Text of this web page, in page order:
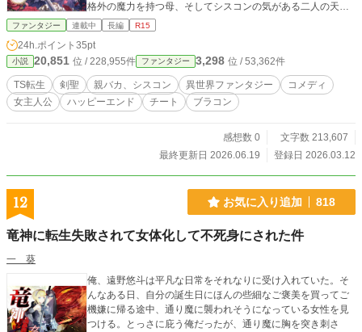
格外の魔力を持つ母、そしてシスコンの気がある二人の天才
の兄。さらに、リリアの魔力に当てられて（？）生まれた、
「ついで」に賊を粉砕したことで、彼女の『平穏』への道は
音を立てて崩れ去る。 リリアが放つのは、剣聖の技と、あら
ゆる理をねじ伏せる「重圧」。 本人の意図とは裏腹に、周囲
は彼女を「聖女」あるいは「破壊の女神」として崇め始
め……。 これは、無自覚に最強を更新し続ける少女が、重す
たな戦場（社交場）を文字通り『塗り替えて』いく物語。
「……あら、私、ただ転んだだけですわよ？」 （※転んだ衝
ファンタジー 連載中 長編 R15
24h.ポイント 35pt
小説 20,851 位 / 228,955件 ファンタジー 3,298 位 / 53,362件
TS転生 剣聖 親バカ、シスコン 異世界ファンタジー
コメディ
女主人公
ハッピーエンド チート ブラコン
感想数 0
文字数 213,607
最終更新日 2026.06.19
登録日 2026.03.12
12 お気に入り追加 818
竜神に転生失敗されて女体化して不死身にされた件
一 葵
俺、遠野悠斗は平凡な日常をそれなりに受け入れていた。そ
んなある日、自分の誕生日にほんの些細なご褒美を買ってご
機嫌に帰る途中、通り魔に襲われそうになっている女性を見
つける。とっさに庇う俺だったが、通り魔に胸を突き刺さ